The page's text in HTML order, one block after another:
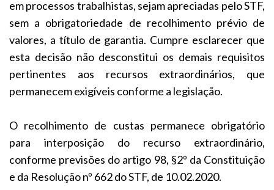
em processos trabalhistas, sejam apreciadas pelo STF,
sem a obrigatoriedade de recolhimento prévio de
valores, a título de garantia. Cumpre esclarecer que
esta decisão não desconstitui os demais requisitos
pertinentes aos recursos extraordinários, que
permanecem exigíveis conforme a legislação.
O recolhimento de custas permanece obrigatório
para interposição do recurso extraordinário,
conforme previsões do artigo 98, §2º da Constituição
e da Resolução nº 662 do STF, de 10.02.2020.